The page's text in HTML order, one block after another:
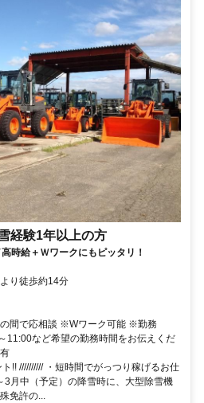
経験1年以上の方
時給＋Ｗワークにもピッタリ！
り徒歩約14分
間で応相談 ※Wワーク可能 ※勤務
11:00など希望の勤務時間をお伝えくだ
!! ////////// ・短時間でがっつり稼げるお仕
3月中（予定）の降雪時に、大型除雪機
免許の...